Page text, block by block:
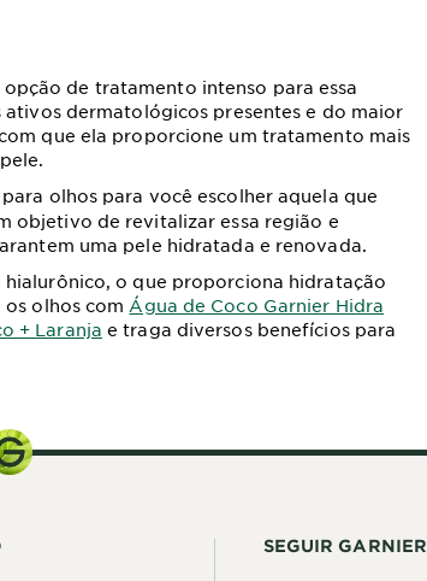
de tratamento intenso para essa
dermatológicos presentes e do maior
que ela proporcione um tratamento mais
olhos para você escolher aquela que
objetivo de revitalizar essa região e
uma pele hidratada e renovada.
hialurônico, o que proporciona hidratação
os olhos com Água de Coco Garnier Hidra
+ Laranja e traga diversos benefícios para
SEGUIR GARNIER